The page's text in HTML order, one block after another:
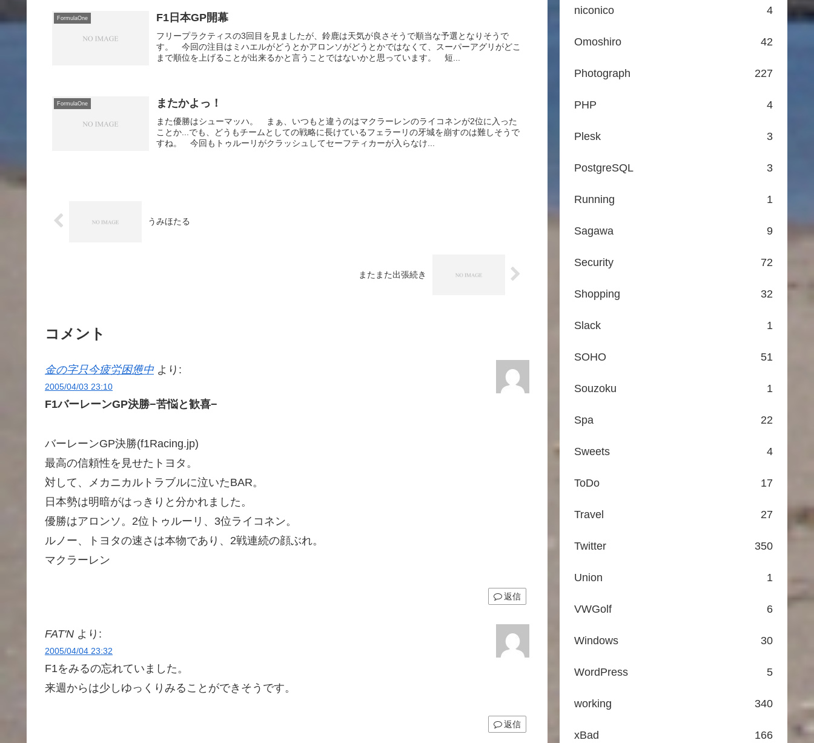
FormulaOne F1日本GP開幕
フリープラクティスの3回目を見ましたが、鈴鹿は天気が良さそうで順当な予選となりそうで
す。 今回の注目はミハエルがどうとかアロンソがどうとかではなくて、スーパーアグリがどこ
まで順位を上げることが出来るかと言うことではないかと思っています。 短...
FormulaOne またかよっ！
また優勝はシューマッハ。 まぁ、いつもと違うのはマクラーレンのライコネンが2位に入った
ことか...でも、どうもチームとしての戦略に長けているフェラーリの牙城を崩すのは難しそうで
すね。 今回もトゥルーリがクラッシュしてセーフティカーが入らなけ...
うみほたる
またまた出張続き
コメント
金の字只今疲労困憊中 より:
2005/04/03 23:10
F1バーレーンGP決勝−苦悩と歓喜−
バーレーンGP決勝(f1Racing.jp)
最高の信頼性を見せたトヨタ。
対して、メカニカルトラブルに泣いたBAR。
日本勢は明暗がはっきりと分かれました。
優勝はアロンソ。2位トゥルーリ、3位ライコネン。
ルノー、トヨタの速さは本物であり、2戦連続の顔ぶれ。
マクラーレン
返信
FAT'N より:
2005/04/04 23:32
F1をみるの忘れていました。
来週からは少しゆっくりみることができそうです。
返信
niconico 4
Omoshiro 42
Photograph 227
PHP 4
Plesk 3
PostgreSQL 3
Running 1
Sagawa 9
Security 72
Shopping 32
Slack 1
SOHO 51
Souzoku 1
Spa 22
Sweets 4
ToDo 17
Travel 27
Twitter 350
Union 1
VWGolf 6
Windows 30
WordPress 5
working 340
xBad 166